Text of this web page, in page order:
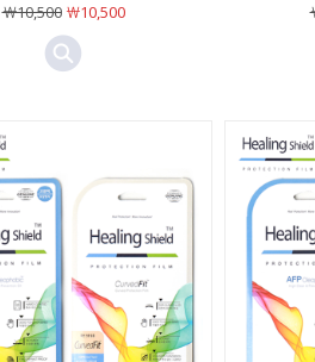
￦10,500￦10,500